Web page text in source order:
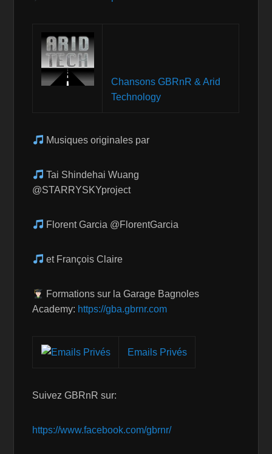
Chansons GBRnR & Arid
Technology
Musiques originales par
Tai Shindehai Wuang
@STARRYSKYproject
Florent Garcia @FlorentGarcia
et François Claire
Formations sur la Garage Bagnoles
Academy: https://gba.gbrnr.com
Emails Privés
Suivez GBRnR sur:
https://www.facebook.com/gbrnr/